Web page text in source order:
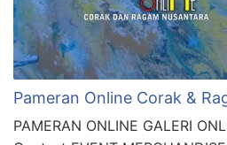
Pameran Online Corak &
PAMERAN ONLINE GALERI